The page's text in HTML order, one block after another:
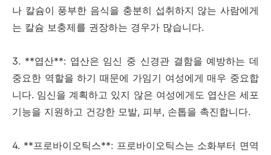
나 칼슘이 풍부한 음식을 충분히 섭취하지 않는 사람에게
는 칼슘 보충제를 권장하는 경우가 많습니다.
3. **엽산**: 엽산은 임신 중 신경관 결함을 예방하는 데
중요한 역할을 하기 때문에 가임기 여성에게 매우 중요합
니다. 임신을 계획하고 있지 않은 여성에게도 엽산은 세포
기능을 지원하고 건강한 모발, 피부, 손톱을 촉진합니다.
4. **프로바이오틱스**: 프로바이오틱스는 소화부터 면역